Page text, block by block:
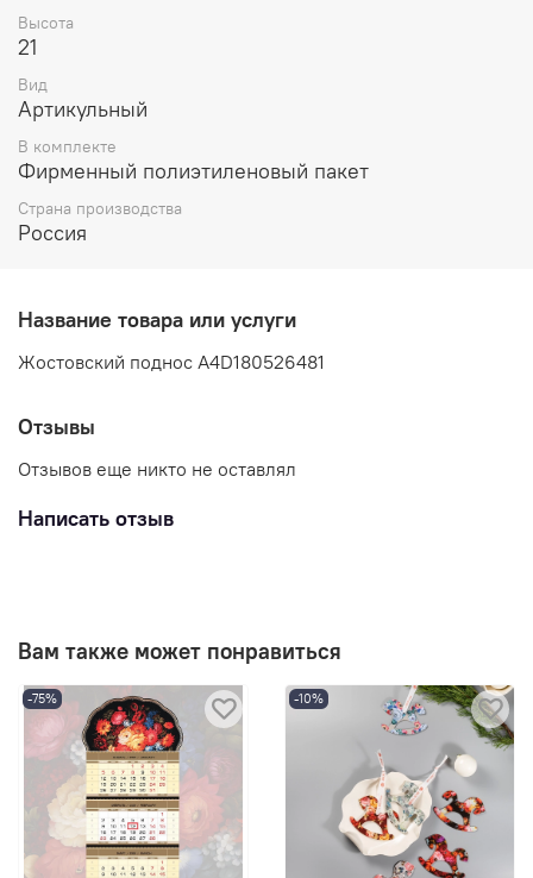
Высота
21
Вид
Артикульный
В комплекте
Фирменный полиэтиленовый пакет
Страна производства
Россия
Название товара или услуги
Жостовский поднос A4D180526481
Отзывы
Отзывов еще никто не оставлял
Написать отзыв
Вам также может понравиться
-75% -10%